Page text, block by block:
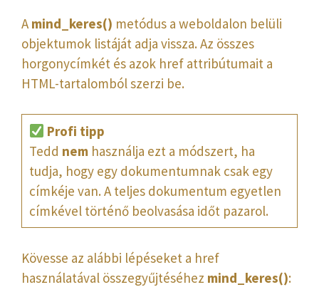
Amind_keres() metódus a weboldalon belüli
objektumok listáját adja vissza. Az összes
horgonycímkét és azok href attribútumait a
HTML-tartalomból szerzi be.
Profi tipp
Tedd nemhasználja ezt a módszert, ha
tudja, hogy egy dokumentumnak csak egy
címkéje van. A teljes dokumentum egyetlen
címkével történő beolvasása időt pazarol.
Kövesse az alábbi lépéseket a href
használatával összegyűjtéséhez mind_keres():